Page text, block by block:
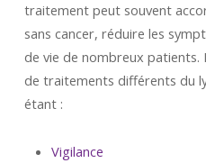
traitement peut souvent
sans cancer, réduire les
de vie de nombreux
de traitements différents du
étant :
Vigilance